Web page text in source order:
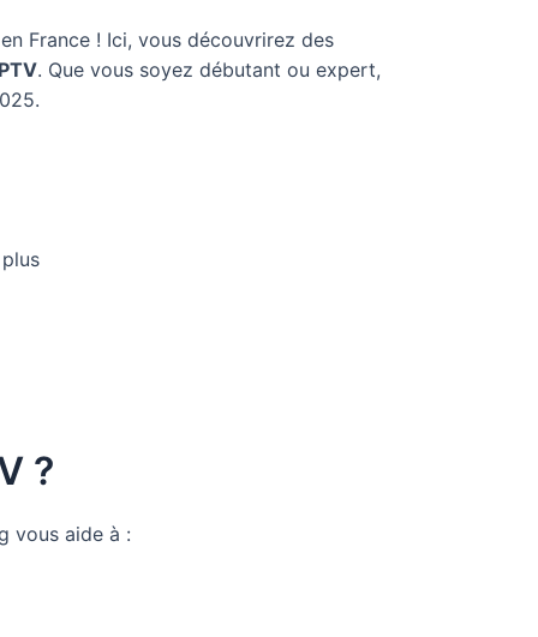
en France ! Ici, vous découvrirez des
. Que vous soyez débutant ou expert,
?
vous aide à :